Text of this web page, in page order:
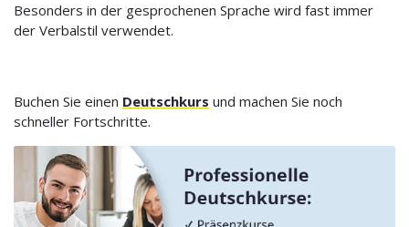
Besonders in der gesprochenen Sprache wird fast immer
der Verbalstil verwendet.
Buchen Sie einen Deutschkurs und machen Sie noch
schneller Fortschritte.